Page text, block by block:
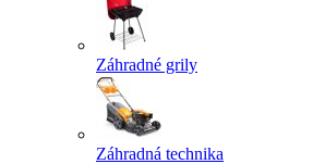
Záhradné grily
Záhradná technika